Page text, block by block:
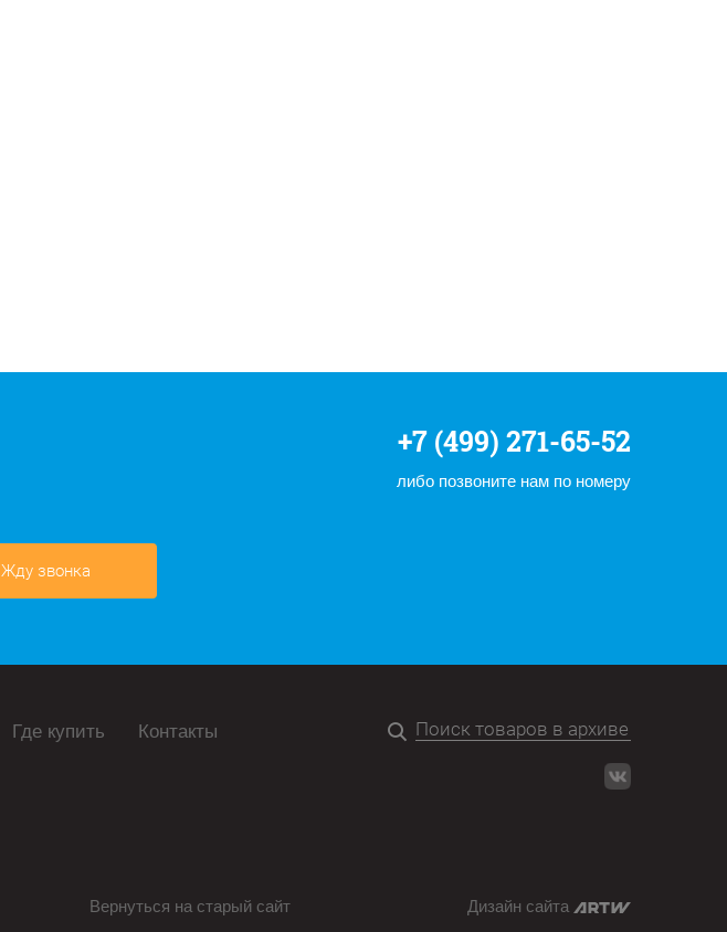
+7 (499) 271-65-52
либо позвоните нам по номеру
Жду звонка
Где купить Контакты
Вернуться на старый сайт Дизайн сайта